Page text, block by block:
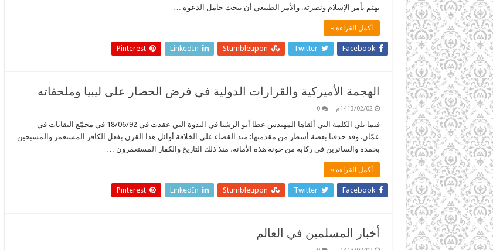
يهتم بأمر الإسلام ونصرته. والأمر الطبيعي أن يبحث حامل الدعوة …
أكمل القراءة »
Facebook
Twitter
Stumbleupon
LinkedIn
Pinterest
الهجمة الأميركية والقرارات الدولية في فرض الحصار على ليبيا وملحقاته
1413/02/02م 0
فيما يلي الكلمة التي ألقاها المهندس عطا أبو الرشتا في الندوة التي عقدت في 18/06/92 في مجمّع النقابات في
عمّان. وقد حذفنا بعضة أسطر من مقدمتها: منذ القضاء على الخلافة أوائل هذا القرن بفعل الكافر المستعمر والمسبحين
بحمده والسائرين في ركابه من خونة هذه الأمانة، منذ ذلك التاريخ والكفار المستعمرون …
أكمل القراءة »
Facebook
Twitter
Stumbleupon
LinkedIn
Pinterest
أخبار المسلمين في العالم